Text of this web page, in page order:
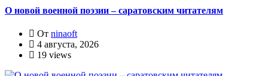
О новой военной поэзии – саратовским читателям
От ninaoft
4 августа, 2026
19 views